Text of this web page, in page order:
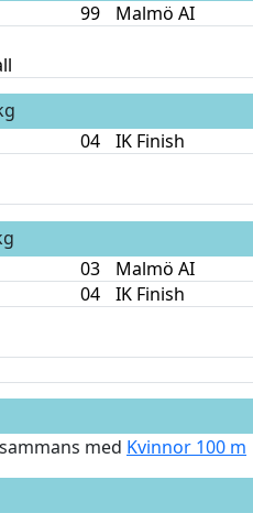
99 Malmö AI
04 IK Finish
03 Malmö AI
04 IK Finish
med Kvinnor 100 m